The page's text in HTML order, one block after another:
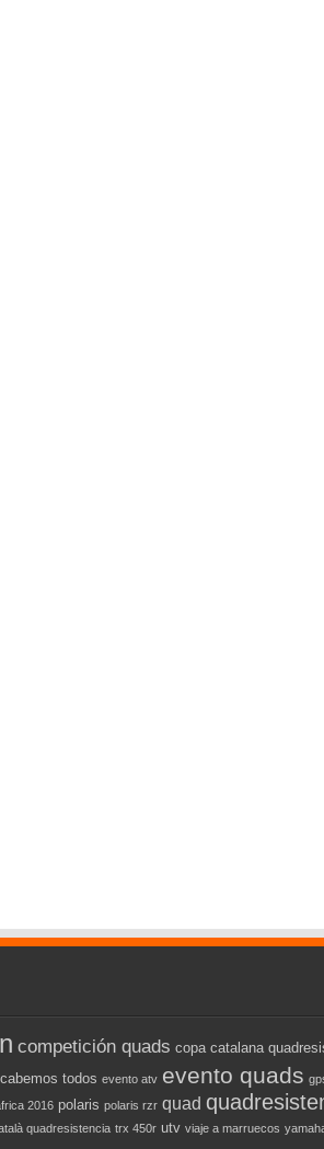
competición quads copa catalana
todos evento atv evento quads
2016 polaris polaris rzr quad
quadresistencia trx 450r utv viaje a marruecos